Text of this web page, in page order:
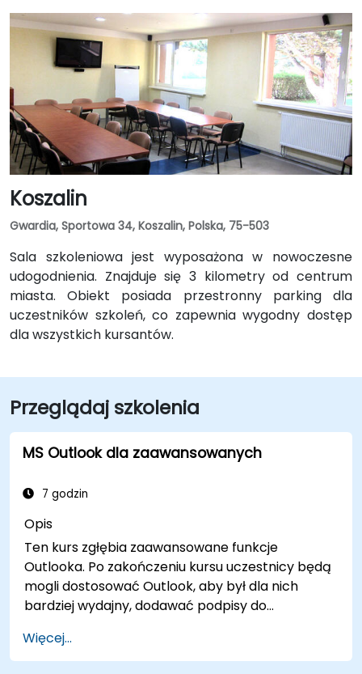
Koszalin
Gwardia, Sportowa 34, Koszalin, Polska, 75-503
Sala szkoleniowa jest wyposażona w nowoczesne
udogodnienia. Znajduje się 3 kilometry od centrum
miasta. Obiekt posiada przestronny parking dla
uczestników szkoleń, co zapewnia wygodny dostęp
dla wszystkich kursantów.
Przeglądaj szkolenia
MS Outlook dla zaawansowanych
7 godzin
Opis
Ten kurs zgłębia zaawansowane funkcje
Outlooka. Po zakończeniu kursu uczestnicy będą
mogli dostosować Outlook, aby był dla nich
bardziej wydajny, dodawać podpisy do
korzystać z dziennika oraz przypisywać
uprawnienia innym użytkownikom.
Więcej...